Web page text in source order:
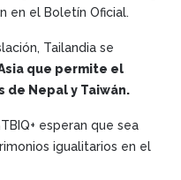
en el Boletín Oficial.
Tailandia se
que permite el
Nepal y Taiwán.
esperan que sea
igualitarios en el